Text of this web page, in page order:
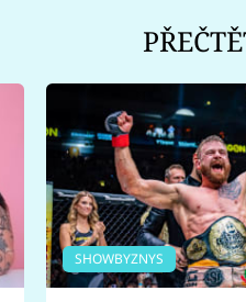
SHOWBYZNYS